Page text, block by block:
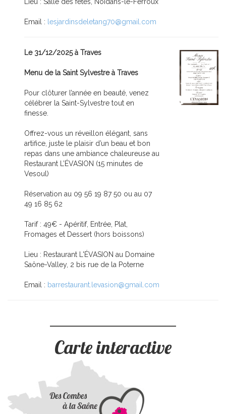
Lieu : Salle des fêtes, Noidans-le-Ferroux
Email : lesjardinsdeletang70@gmail.com
Le 31/12/2025 à Traves
Menu de la Saint Sylvestre à Traves
Pour clôturer l’année en beauté, venez
célébrer la Saint-Sylvestre tout en
finesse.
Offrez-vous un réveillon élégant, sans
artifice, juste le plaisir d’un beau et bon
repas dans une ambiance chaleureuse au
Restaurant L’ÉVASION (15 minutes de
Vesoul)
Réservation au 09 56 19 87 50 ou au 07
49 16 85 62
Tarif : 49€ - Apéritif, Entrée, Plat,
Fromages et Dessert (hors boissons)
Lieu : Restaurant L'ÉVASION au Domaine
Saône-Valley, 2 bis rue de la Poterne
Email : barrestaurant.levasion@gmail.com
Carte interactive